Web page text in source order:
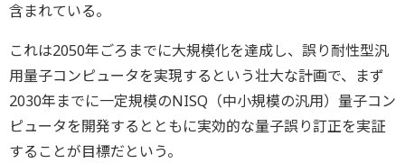
含まれている。
これは2050年ごろまでに大規模化を達成し、誤り耐性型汎
用量子コンピュータを実現するという壮大な計画で、まず
2030年までに一定規模のNISQ（中小規模の汎用）量子コン
ピュータを開発するとともに実効的な量子誤り訂正を実証
することが目標だという。